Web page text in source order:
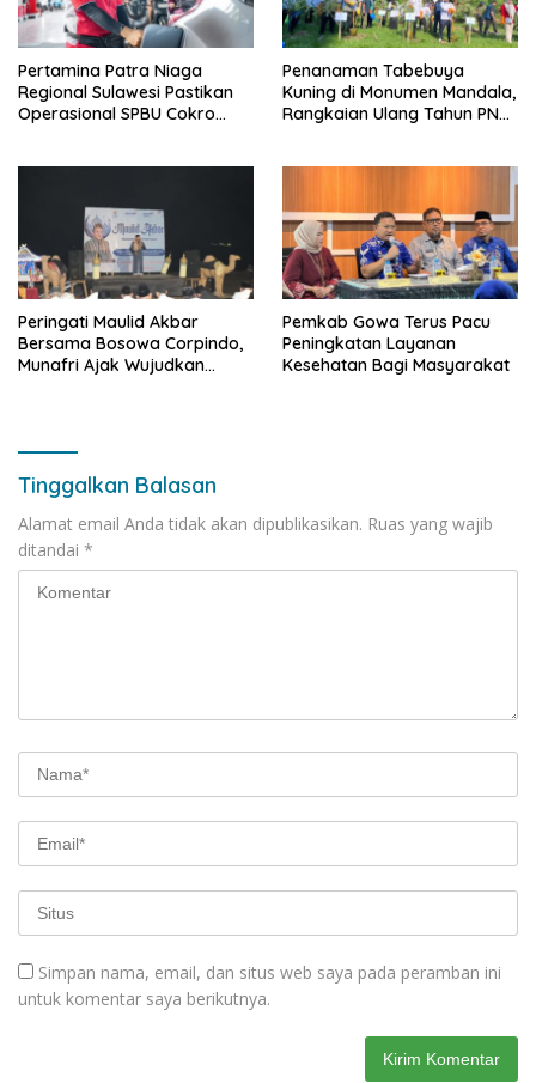
Pertamina Patra Niaga
Regional Sulawesi Pastikan
Operasional SPBU Cokro
Penanaman Tabebuya
Kuning di Monumen Mandala,
Rangkaian Ulang Tahun PNM
Peringati Maulid Akbar
Bersama Bosowa Corpindo,
Munafri Ajak Wujudkan
Pemkab Gowa Terus Pacu
Peningkatan Layanan
Kesehatan Bagi Masyarakat
Tinggalkan Balasan
Alamat email Anda tidak akan dipublikasikan. Ruas yang wajib
ditandai *
Simpan nama, email, dan situs web saya pada peramban ini
untuk komentar saya berikutnya.